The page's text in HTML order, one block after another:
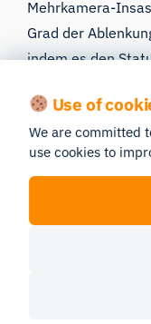
Mehrkamera-
Grad der
indem es den
Dieses System
Ablenkung, indem
Blick- und
des
Eye Pro“ und der
Schnittstelle
Lösung zur
Bemerkenswert
Use of
We are committed
use cookies to